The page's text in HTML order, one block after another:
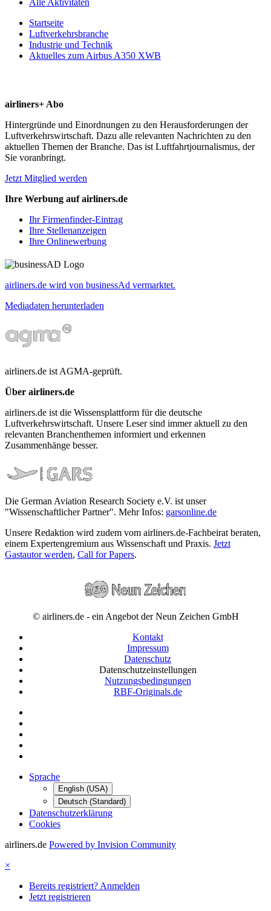
Startseite
Luftverkehrsbranche
Industrie und Technik
Aktuelles zum Airbus A350 XWB
airliners+ Abo
Hintergründe und Einordnungen zu den Herausforderungen der
Luftverkehrswirtschaft. Dazu alle relevanten Nachrichten zu den
aktuellen Themen der Branche. Das ist Luftfahrtjournalismus, der
Sie voranbringt.
Jetzt Mitglied werden
Ihre Werbung auf airliners.de
Ihr Firmenfinder-Eintrag
Ihre Stellenanzeigen
Ihre Onlinewerbung
airliners.de wird von businessAd vermarktet.
Mediadaten herunterladen
airliners.de ist AGMA-geprüft.
Über airliners.de
airliners.de ist die Wissensplattform für die deutsche
Luftverkehrswirtschaft. Unsere Leser sind immer aktuell zu den
relevanten Branchenthemen informiert und erkennen
Zusammenhänge besser.
Die German Aviation Research Society e.V. ist unser
"Wissenschaftlicher Partner". Mehr Infos: garsonline.de
Unsere Redaktion wird zudem vom airliners.de-Fachbeirat beraten,
einem Expertengremium aus Wissenschaft und Praxis. Jetzt
Gastautor werden, Call for Papers.
© airliners.de - ein Angebot der Neun Zeichen GmbH
Kontakt
Impressum
Datenschutz
Datenschutzeinstellungen
Nutzungsbedingungen
RBF-Originals.de
Sprache
English (USA)
Deutsch (Standard)
Datenschutzerklärung
Cookies
airliners.de Powered by Invision Community
×
Bereits registriert? Anmelden
Jetzt registrieren